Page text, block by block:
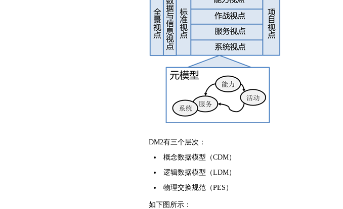
DM2有三个层次：
概念数据模型（CDM）
逻辑数据模型（LDM）
物理交换规范（PES）
如下图所示：